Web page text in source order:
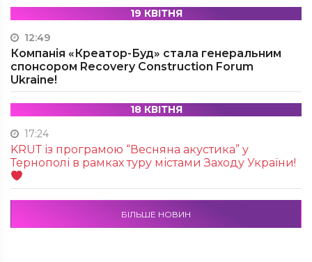
19 КВІТНЯ
12:49
Компанія «Креатор-Буд» стала генеральним
спонсором Recovery Construction Forum
Ukraine!
18 КВІТНЯ
17:24
KRUТ із програмою “Весняна акустика” у
Тернополі в рамках туру містами Заходу України!
БІЛЬШЕ НОВИН